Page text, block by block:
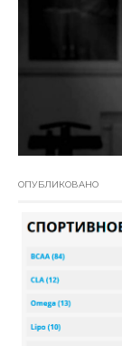
ОПУБЛИКОВАНО